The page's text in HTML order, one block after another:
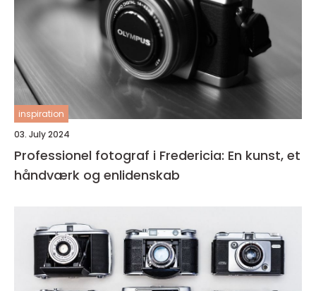
inspiration
03. July 2024
Professionel fotograf i Fredericia: En kunst, et
håndværk og enlidenskab